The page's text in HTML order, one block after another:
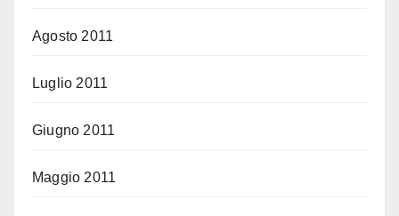
Agosto 2011
Luglio 2011
Giugno 2011
Maggio 2011